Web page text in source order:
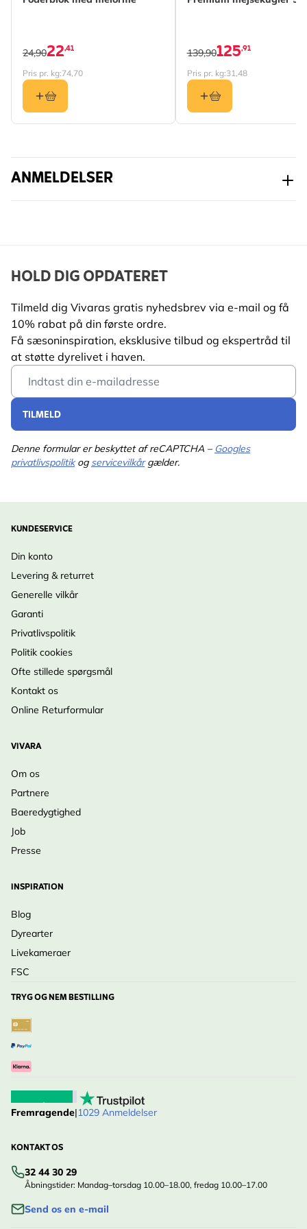
Rørfoder
Egnet
dyreliv
Egnet til
Blåmejse, Musvit,
Bogfinke, Sangdrossel,
22,41
24,90
Pris pr. kg:74,70
125,91
139,90
Pris pr. kg:31,48
ANMELDELSER
HOLD DIG OPDATERET
Tilmeld dig Vivaras gratis nyhedsbrev via e-mail og få
10% rabat på din første ordre.
Få sæsoninspiration, eksklusive tilbud og ekspertråd til
at støtte dyrelivet i haven.
Email Address
TILMELD
Denne formular er beskyttet af reCAPTCHA – Googles
privatlivspolitikog servicevilkårgælder.
KUNDESERVICE
Din konto
Levering & returret
Generelle vilkår
Garanti
Privatlivspolitik
Politik cookies
Ofte stillede spørgsmål
Kontakt os
Online Returformular
VIVARA
Om os
Partnere
Baeredygtighed
Job
Presse
INSPIRATION
Blog
Dyrearter
Livekameraer
FSC
TRYG OG NEM BESTILLING
Fremragende|1029 Anmeldelser
KONTAKT OS
32 44 30 29
Åbningstider: Mandag–torsdag 10.00–18.00, fredag 10.00–17.00
Send os en e-mail